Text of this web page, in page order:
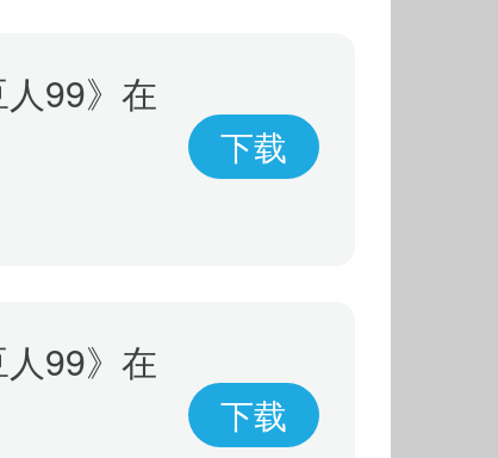
人99》在
月8日
下载
人99》在
月8日
下载